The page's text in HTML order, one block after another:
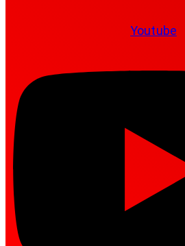
Youtube